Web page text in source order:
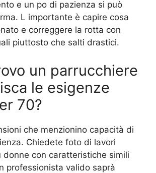
e un po di pazienza si può
L importante è capire cosa
e correggere la rotta con
piuttosto che salti drastici.
un parrucchiere
le esigenze
70?
che menzionino capacità di
Chiedete foto di lavori
donne con caratteristiche simili
professionista valido saprà